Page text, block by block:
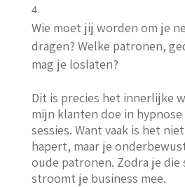
Wie moet jij worden om je
dragen? Welke patronen,
mag je loslaten?
Dit is precies het innerlijke
mijn klanten doe in hypnose
sessies. Want vaak is het
hapert, maar je
oude patronen. Zodra je die
stroomt je business mee.